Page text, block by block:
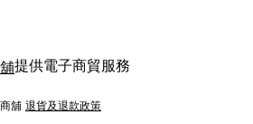
提供電子商貿服務
商舖 退貨及退款政策